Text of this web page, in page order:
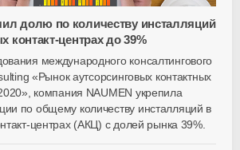
долю по количеству инсталляций
контакт-центрах до 39%
международного консалтингового
«Рынок аутсорсинговых контактных
компания NAUMEN укрепила
по общему количеству инсталляций в
центрах (АКЦ) с долей рынка 39%.